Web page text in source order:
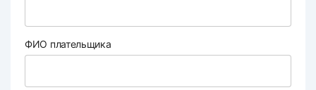
ФИО плательщика